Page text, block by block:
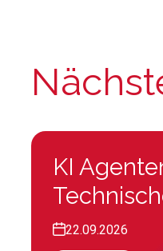
KI
22.09.2026